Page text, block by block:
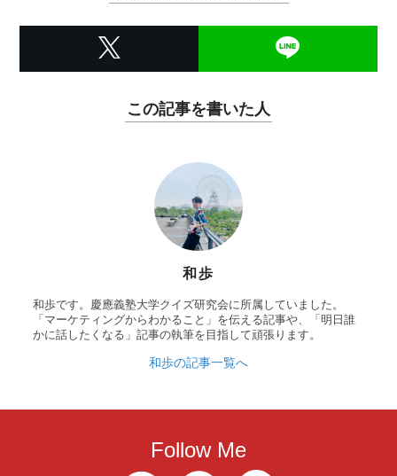
この記事を書いた人
和歩
和歩です。慶應義塾大学クイズ研究会に所属していました。
「マーケティングからわかること」を伝える記事や、「明日誰
かに話したくなる」記事の執筆を目指して頑張ります。
和歩の記事一覧へ
Follow Me